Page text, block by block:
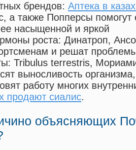
брендов: Аптека в
а также Попперсы помогут
насыщенной и яркой
роста: Динатроп,
и решат
Tribulus terrestris,
выносливость
работу многих
продают сиалис.
объясняющих